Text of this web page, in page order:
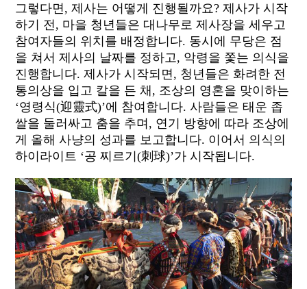
그렇다면, 제사는 어떻게 진행될까요? 제사가 시작
하기 전, 마을 청년들은 대나무로 제사장을 세우고
참여자들의 위치를 배정합니다. 동시에 무당은 점
을 쳐서 제사의 날짜를 정하고, 악령을 쫓는 의식을
진행합니다. 제사가 시작되면, 청년들은 화려한 전
통의상을 입고 칼을 든 채, 조상의 영혼을 맞이하는
‘영령식(迎靈式)’에 참여합니다. 사람들은 태운 좁
쌀을 둘러싸고 춤을 추며, 연기 방향에 따라 조상에
게 올해 사냥의 성과를 보고합니다. 이어서 의식의
하이라이트 ‘공 찌르기(刺球)’가 시작됩니다.